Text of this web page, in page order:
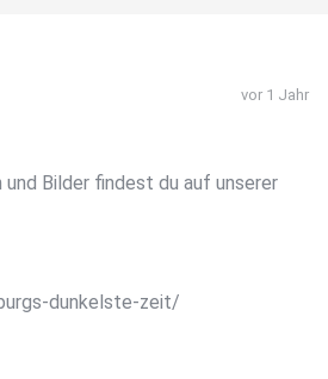
vor 1 Jahr
Bilder findest du auf unserer
dunkelste-zeit/